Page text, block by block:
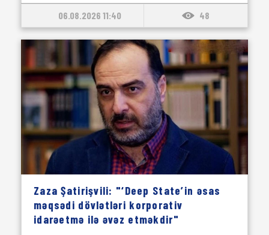
06.08.2026 11:40 48
Zaza Şatirişvili: "‘Deep State’in əsas
məqsədi dövlətləri korporativ
idarəetmə ilə əvəz etməkdir"